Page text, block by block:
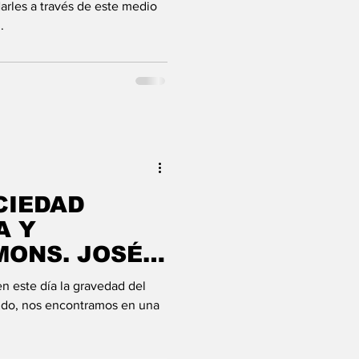
a través de este medio
Y
JOSÉ
CANO
este día la gravedad del
nos encontramos en una